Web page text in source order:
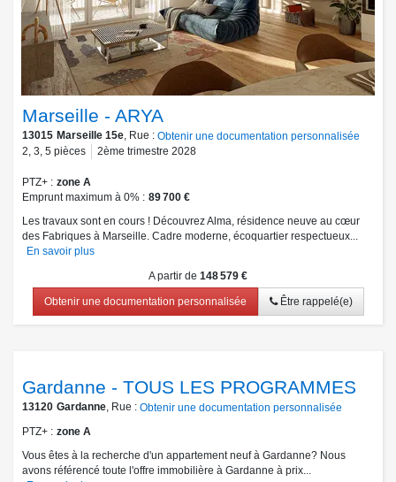
Marseille - ARYA
13015 Marseille 15e, Rue : Obtenir une documentation personnalisée
2, 3, 5 pièces 2ème trimestre 2028
PTZ+
zone A
Emprunt maximum à 0%
89 700 €
Les travaux sont en cours ! Découvrez Alma, résidence neuve au cœur
des Fabriques à Marseille. Cadre moderne, écoquartier respectueux...
En savoir plus
A partir de 148 579 €
Obtenir une documentation personnalisée Être rappelé(e)
Gardanne - TOUS LES PROGRAMMES
13120 Gardanne, Rue : Obtenir une documentation personnalisée
PTZ+
zone A
Vous êtes à la recherche d'un appartement neuf à Gardanne? Nous
avons référencé toute l'offre immobilière à Gardanne à prix...